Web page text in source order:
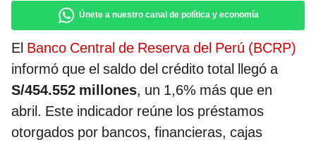
Únete a nuestro canal de política y economía
El Banco Central de Reserva del Perú (BCRP)
informó que el saldo del crédito total llegó a
S/454.552 millones, un 1,6% más que en
abril. Este indicador reúne los préstamos
otorgados por bancos, financieras, cajas